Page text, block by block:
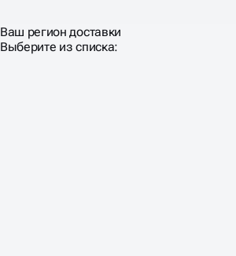
Ваш регион доставки
Выберите из списка: